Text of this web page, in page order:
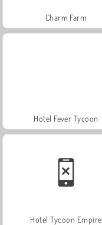
Charm Farm
Hotel Fever Tycoon
Hotel Tycoon Empire